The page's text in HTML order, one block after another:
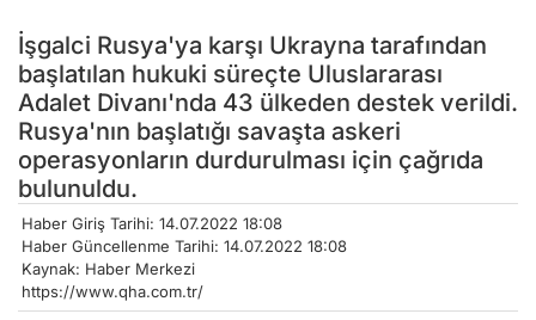
İşgalci Rusya'ya karşı Ukrayna tarafından
başlatılan hukuki süreçte Uluslararası
Adalet Divanı'nda 43 ülkeden destek verildi.
Rusya'nın başlatığı savaşta askeri
operasyonların durdurulması için çağrıda
bulunuldu.
Haber Giriş Tarihi: 14.07.2022 18:08
Haber Güncellenme Tarihi: 14.07.2022 18:08
Kaynak: Haber Merkezi
https://www.qha.com.tr/